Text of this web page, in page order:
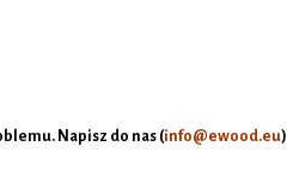
Napisz do nas (info@ewood.eu)